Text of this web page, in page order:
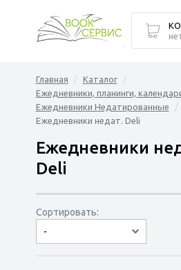
Главная
Каталог
Ежедневники, планинги,
Ежедневники Недатированные
Ежедневники недат. Deli
Ежедневники
Deli
Сортировать:
-
по дате
по популярности
сначала дешёвые
сначала дорогие